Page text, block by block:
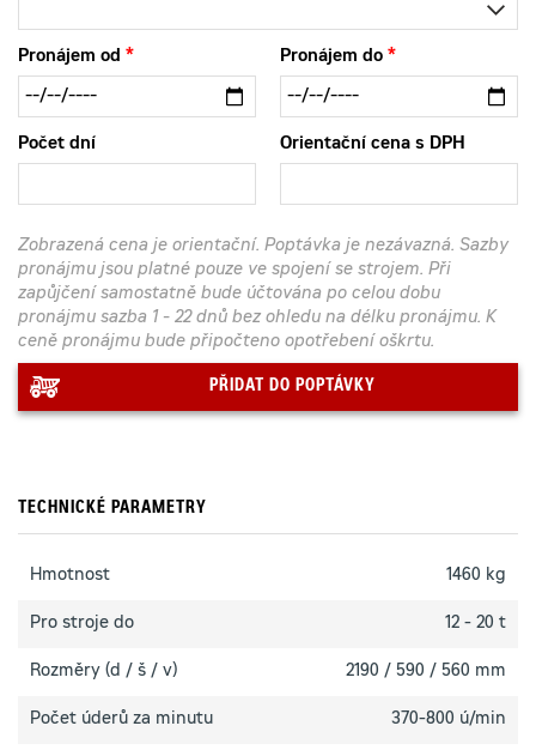
Pronájem od Pronájem do
Počet dní Orientační cena s DPH
Zobrazená cena je orientační. Poptávka je nezávazná. Sazby
pronájmu jsou platné pouze ve spojení se strojem. Při
zapůjčení samostatně bude účtována po celou dobu
pronájmu sazba 1 - 22 dnů bez ohledu na délku pronájmu. K
ceně pronájmu bude připočteno opotřebení oškrtu.
PŘIDAT DO POPTÁVKY
TECHNICKÉ PARAMETRY
Hmotnost 1460 kg
Pro stroje do 12 - 20 t
Rozměry (d / š / v) 2190 / 590 / 560 mm
Počet úderů za minutu 370-800 ú/min